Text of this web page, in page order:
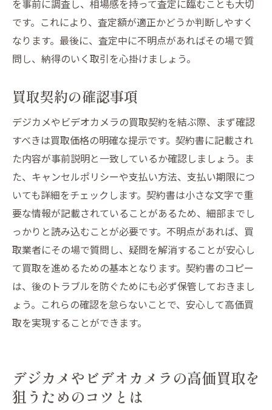
を事前に調査し、相場感を持って査定に臨むことも大切
です。これにより、査定額が適正かどうか判断しやすく
なります。最後に、査定中に不明点があればその場で質
問し、納得のいく取引を心掛けましょう。
買取契約の確認事項
デジカメやビデオカメラの買取契約を結ぶ際、まず確認
すべきは買取価格の明確な提示です。契約書に記載され
た内容が事前説明と一致しているか確認しましょう。ま
た、キャンセルポリシーや支払い方法、支払い期限につ
いても詳細をチェックします。契約書は小さな文字で重
要な情報が記載されていることがあるため、細部までし
っかりと読み込むことが必要です。不明点があれば、買
取業者にその場で質問し、疑問を解消することが安心し
て買取を進めるための基本となります。契約書のコピー
は、後のトラブルを防ぐためにも必ず保管しておきまし
ょう。これらの確認を怠らないことで、安心して高価買
取を実現することができます。
デジカメやビデオカメラの高価買取を
狙うためのコツとは